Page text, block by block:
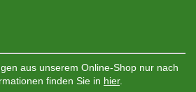
aus unserem Online-Shop nur nach
finden Sie in hier.